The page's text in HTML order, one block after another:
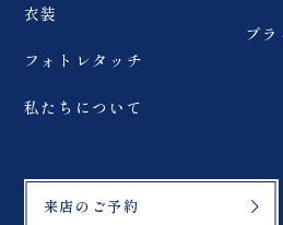
衣装
フォトレタッチ
私たちについて
プ
来店のご予約